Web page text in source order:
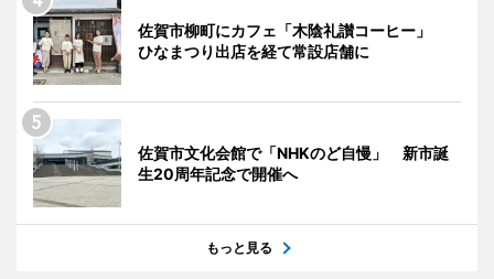
佐賀市柳町にカフェ「木陰礼讃コーヒー」
ひなまつり出店を経て常設店舗に
佐賀市文化会館で「NHKのど自慢」 新市誕
生20周年記念で開催へ
もっと見る